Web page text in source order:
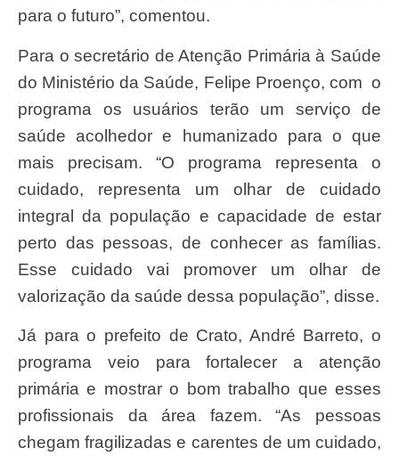
para o futuro”, comentou.
Para o secretário de Atenção Primária à Saúde
do Ministério da Saúde, Felipe Proenço, com o
programa os usuários terão um serviço de
saúde acolhedor e humanizado para o que
mais precisam. “O programa representa o
cuidado, representa um olhar de cuidado
integral da população e capacidade de estar
perto das pessoas, de conhecer as famílias.
Esse cuidado vai promover um olhar de
valorização da saúde dessa população”, disse.
Já para o prefeito de Crato, André Barreto, o
programa veio para fortalecer a atenção
primária e mostrar o bom trabalho que esses
profissionais da área fazem. “As pessoas
chegam fragilizadas e carentes de um cuidado,